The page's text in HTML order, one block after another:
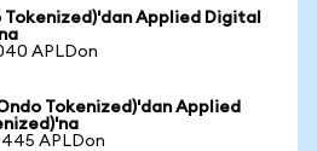
Tokenized)'dan Applied Digital
APLDon
Tokenized)'dan Applied
APLDon